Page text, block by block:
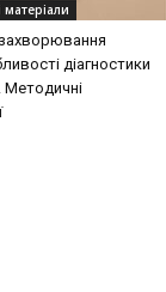
діагностики
Методичні